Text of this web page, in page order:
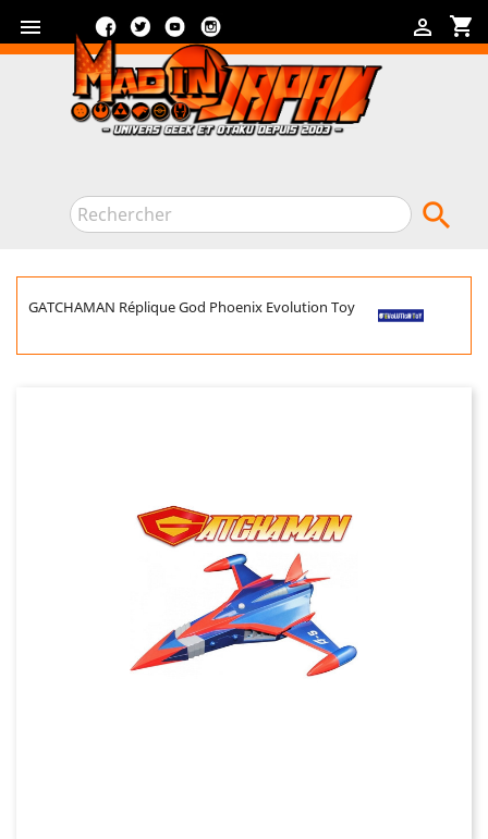
 shopping_cart

FacebookTwitterYouTube

GATCHAMAN Réplique God Phoenix Evolution Toy